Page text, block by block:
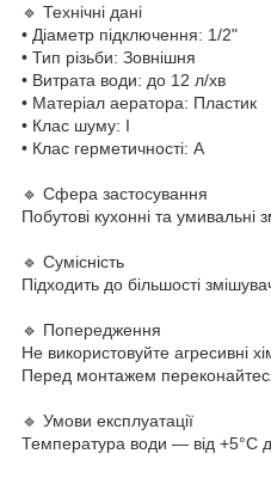
🔹 Технічні дані
• Діаметр підключення: 1/2"
• Тип різьби: Зовнішня
• Витрата води: до 12 л/хв
• Матеріал аератора: Пластик
• Клас шуму: I
• Клас герметичності: А
🔹 Сфера застосування
Побутові кухонні та умивальні
🔹 Сумісність
Підходить до більшості
🔹 Попередження
Не використовуйте агресивні
Перед монтажем переконайтеся
🔹 Умови експлуатації
Температура води — від +5°C